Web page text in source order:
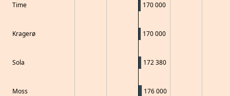
Time
Kragerø
Sola
Moss
170 000
170 000
172 380
176 000